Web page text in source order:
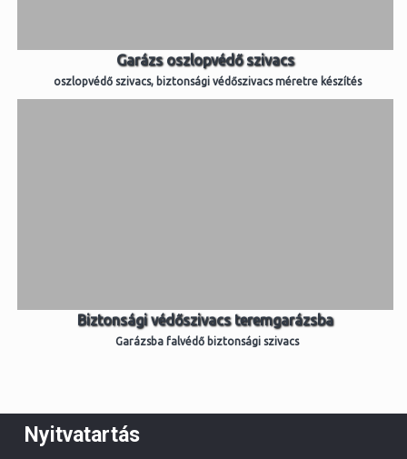
Garázs oszlopvédő szivacs
oszlopvédő szivacs, biztonsági védőszivacs méretre készítés
Biztonsági védőszivacs teremgarázsba
Garázsba falvédő biztonsági szivacs
Nyitvatartás